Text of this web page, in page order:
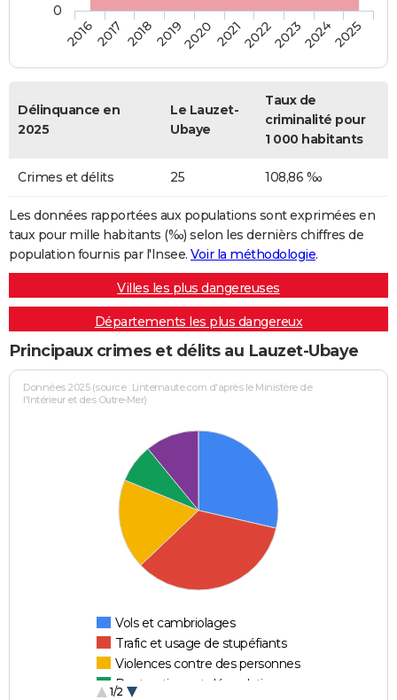
20162017 20182019202020212022202320242025
0
Délinquance en
2025
Le Lauzet-
Ubaye
Taux de
criminalité pour
1 000 habitants
Crimes et délits 25 108,86 ‰
Les données rapportées aux populations sont exprimées en
taux pour mille habitants (‰) selon les dernièrs chiffres de
population fournis par l'Insee. Voir la méthodologie.
Villes les plus dangereuses
Départements les plus dangereux
Principaux crimes et délits au Lauzet-Ubaye
Données 2025 (source : Linternaute.com d'après le Ministère de
l'Intérieur et des Outre-Mer)
Vols et cambriolages
Trafic et usage de stupéfiants
Violences contre des personnes
Destructions et dégradations
1/2